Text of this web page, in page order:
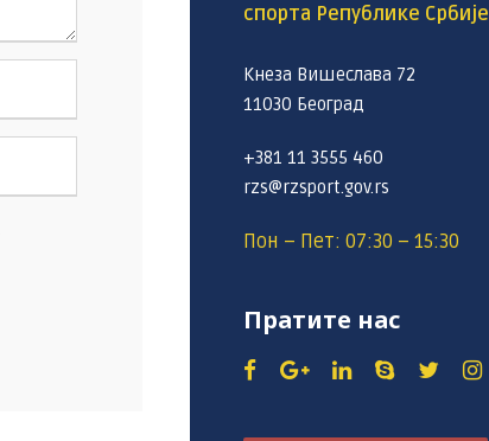
спорта Републике Србије
Кнеза Вишеслава 72
11030 Београд
+381 11 3555 460
rzs@rzsport.gov.rs
Пон – Пет: 07:30 – 15:30
Пратите нас